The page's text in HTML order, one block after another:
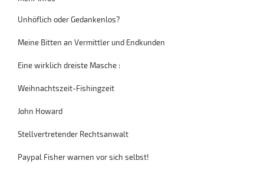
Unhöflich oder Gedankenlos?
Meine Bitten an Vermittler und Endkunden
Eine wirklich dreiste Masche :
Weihnachtszeit-Fishingzeit
John Howard
Stellvertretender Rechtsanwalt
Paypal Fisher warnen vor sich selbst!